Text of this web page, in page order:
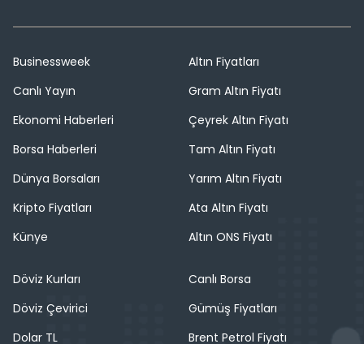
Businessweek
Canlı Yayın
Ekonomi Haberleri
Borsa Haberleri
Dünya Borsaları
Kripto Fiyatları
Künye
Altın Fiyatları
Gram Altın Fiyatı
Çeyrek Altın Fiyatı
Tam Altın Fiyatı
Yarım Altın Fiyatı
Ata Altın Fiyatı
Altın ONS Fiyatı
Döviz Kurları
Döviz Çevirici
Dolar TL
Canlı Borsa
Gümüş Fiyatları
Brent Petrol Fiyatı